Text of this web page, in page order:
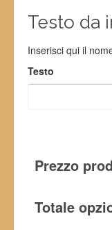
Testo da
Inserisci qui il
Testo
Prezzo
Totale